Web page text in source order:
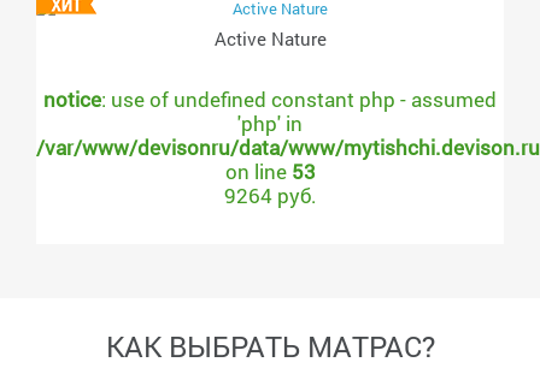
Active Nature
notice: use of undefined constant php - assumed
'php' in
/var/www/devisonru/data/www/
on line 53
9264 руб.
КАК ВЫБРАТЬ МАТРАС?